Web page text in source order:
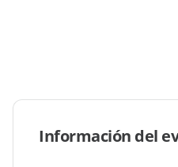
Información del